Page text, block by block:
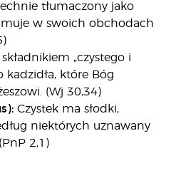
tłumaczony jako
w swoich obchodach
„czystego i
kadzidła, które Bóg
(Wj 30,34)
Czystek ma słodki,
niektórych uznawany
2,1)